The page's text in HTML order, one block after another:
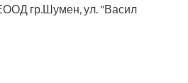
гр.Шумен, ул. "Васил